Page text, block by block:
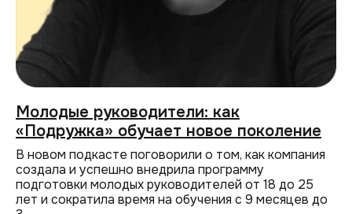
Молодые руководители: как
«Подружка» обучает новое поколение
В новом подкасте поговорили о том, как компания
создала и успешно внедрила программу
подготовки молодых руководителей от 18 до 25
лет и сократила время на обучения с 9 месяцев до